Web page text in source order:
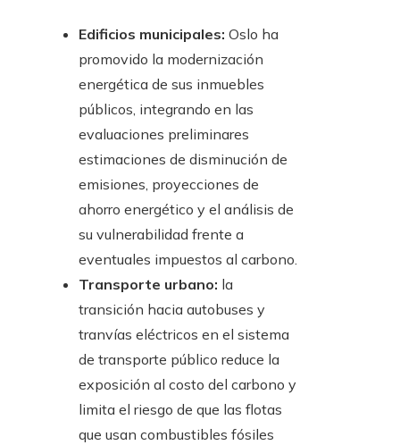
Edificios municipales: Oslo ha
promovido la modernización
energética de sus inmuebles
públicos, integrando en las
evaluaciones preliminares
estimaciones de disminución de
emisiones, proyecciones de
ahorro energético y el análisis de
su vulnerabilidad frente a
eventuales impuestos al carbono.
Transporte urbano: la
transición hacia autobuses y
tranvías eléctricos en el sistema
de transporte público reduce la
exposición al costo del carbono y
limita el riesgo de que las flotas
que usan combustibles fósiles